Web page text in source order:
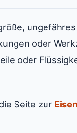
oder
oder
Seite zur